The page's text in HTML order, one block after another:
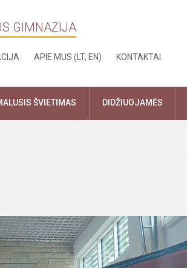
GIMNAZIJA
APIE MUS (LT, EN) KONTAKTAI
ŠVIETIMAS DIDŽIUOJAMĖS